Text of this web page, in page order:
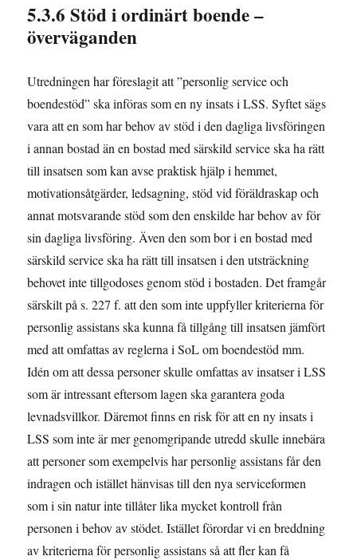
5.3.6 Stöd i ordinärt boende –
överväganden
Utredningen har föreslagit att ”personlig service och
boendestöd” ska införas som en ny insats i LSS. Syftet sägs
vara att en som har behov av stöd i den dagliga livsföringen
i annan bostad än en bostad med särskild service ska ha rätt
till insatsen som kan avse praktisk hjälp i hemmet,
motivationsåtgärder, ledsagning, stöd vid föräldraskap och
annat motsvarande stöd som den enskilde har behov av för
sin dagliga livsföring. Även den som bor i en bostad med
särskild service ska ha rätt till insatsen i den utsträckning
behovet inte tillgodoses genom stöd i bostaden. Det framgår
särskilt på s. 227 f. att den som inte uppfyller kriterierna för
personlig assistans ska kunna få tillgång till insatsen jämfört
med att omfattas av reglerna i SoL om boendestöd mm.
Idén om att dessa personer skulle omfattas av insatser i LSS
som är intressant eftersom lagen ska garantera goda
levnadsvillkor. Däremot finns en risk för att en ny insats i
LSS som inte är mer genomgripande utredd skulle innebära
att personer som exempelvis har personlig assistans får den
indragen och istället hänvisas till den nya serviceformen
som i sin natur inte tillåter lika mycket kontroll från
personen i behov av stödet. Istället förordar vi en breddning
av kriterierna för personlig assistans så att fler kan få